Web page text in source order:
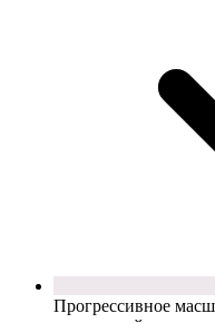
Прогрессивное